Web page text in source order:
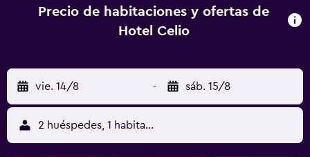
para las personas de negocios incluyen escritorio y
teléfono. Se ofrece servicio de limpieza todos los días. Los
actividades de ocio y esparcimiento que se indican más
abajo en las instalaciones o cerca del alojamiento (es
posible que se aplique un recargo).
Precio de habitaciones y ofertas de
Hotel Celio
vie. 14/8 - sáb. 15/8
2 huéspedes, 1 habitación